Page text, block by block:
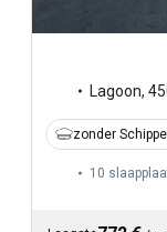
Lagoon,
zonder
10